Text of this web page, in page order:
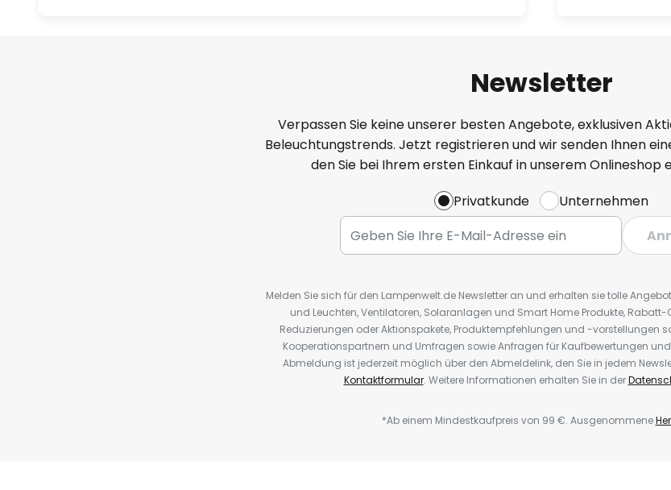
Newsletter
Verpassen Sie keine unserer besten Angebote, exklusiven
Beleuchtungstrends. Jetzt registrieren und wir senden Ihnen
den Sie bei Ihrem ersten Einkauf in unserem Onlineshop
Privatkunde
Unternehmen
Melden Sie sich für den Lampenwelt.de Newsletter an und erhalten sie tolle
und Leuchten, Ventilatoren, Solaranlagen und Smart Home Produkte, Rabatt-
Reduzierungen oder Aktionspakete, Produktempfehlungen und -vorstellungen
Kooperationspartnern und Umfragen sowie Anfragen für Kaufbewertungen
Abmeldung ist jederzeit möglich über den Abmeldelink, den Sie in jedem
Kontaktformular. Weitere Informationen erhalten Sie in der
*Ab einem Mindestkaufpreis von 99 €. Ausgenommene